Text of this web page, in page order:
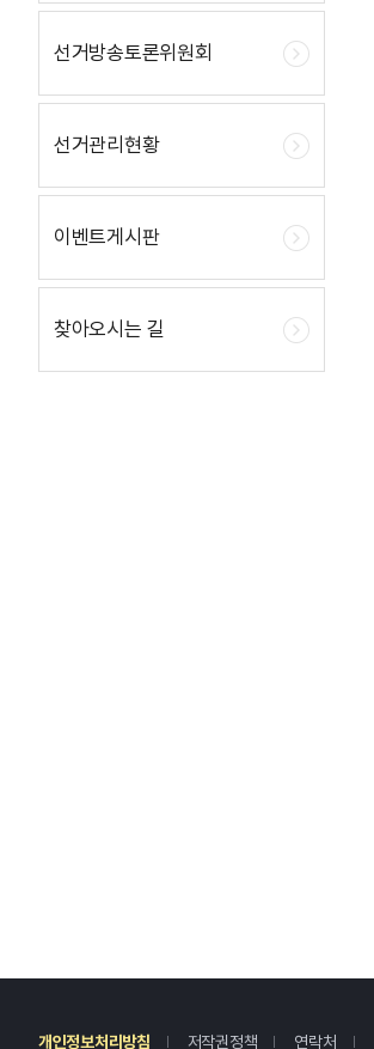
선거방송토론위원회
선거관리현황
이벤트게시판
찾아오시는 길
개인정보처리방침 저작권정책 연락처